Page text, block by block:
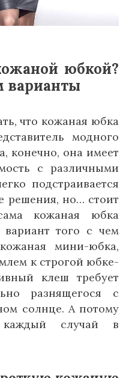
юбкой?
варианты
что кожаная юбка
модного
конечно, она имеет
с различными
подстраивается
решения, но… стоит
кожаная юбка
вариант того с чем
мини-юбка,
к строгой юбке-
клеш требует
разнящегося с
солнце. А потому
каждый случай в